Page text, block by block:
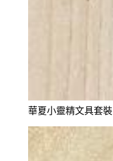
華夏小靈精文具套裝